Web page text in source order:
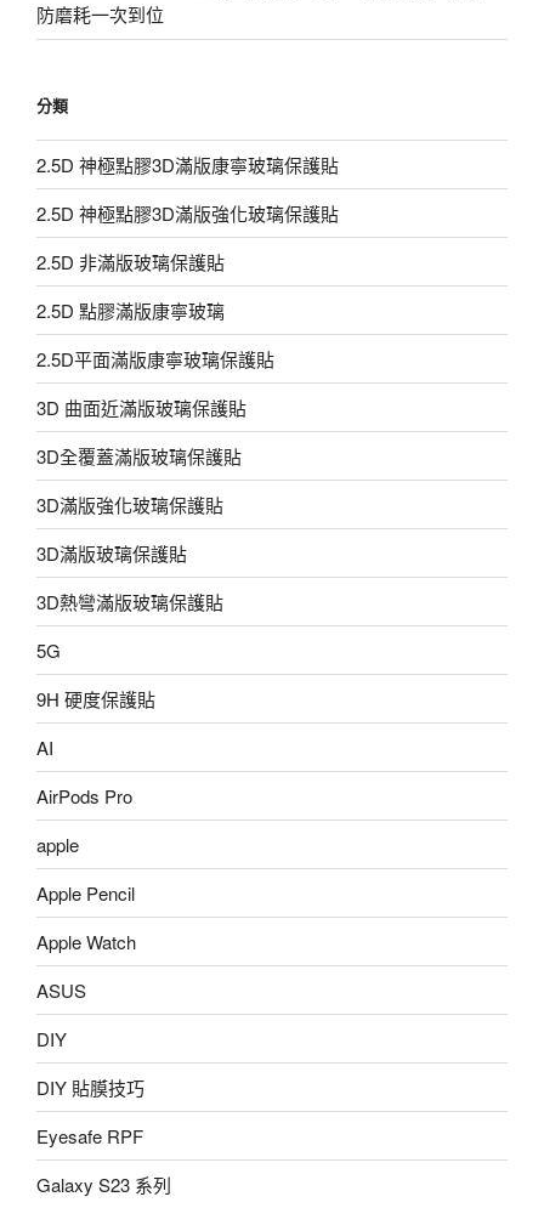
防磨耗一次到位
分類
2.5D 神極點膠3D滿版康寧玻璃保護貼
2.5D 神極點膠3D滿版強化玻璃保護貼
2.5D 非滿版玻璃保護貼
2.5D 點膠滿版康寧玻璃
2.5D平面滿版康寧玻璃保護貼
3D 曲面近滿版玻璃保護貼
3D全覆蓋滿版玻璃保護貼
3D滿版強化玻璃保護貼
3D滿版玻璃保護貼
3D熱彎滿版玻璃保護貼
5G
9H 硬度保護貼
AI
AirPods Pro
apple
Apple Pencil
Apple Watch
ASUS
DIY
DIY 貼膜技巧
Eyesafe RPF
Galaxy S23 系列